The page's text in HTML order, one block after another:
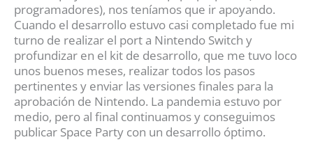
programadores), nos teníamos que ir apoyando.
Cuando el desarrollo estuvo casi completado fue mi
turno de realizar el port a Nintendo Switch y
profundizar en el kit de desarrollo, que me tuvo loco
unos buenos meses, realizar todos los pasos
pertinentes y enviar las versiones finales para la
aprobación de Nintendo. La pandemia estuvo por
medio, pero al final continuamos y conseguimos
publicar Space Party con un desarrollo óptimo.